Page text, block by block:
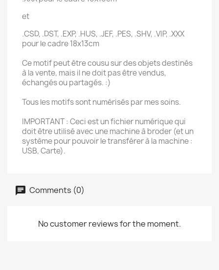
et
.CSD, .DST, .EXP, .HUS, .JEF, .PES, .SHV, .VIP, .XXX
pour le cadre 18x13cm
Ce motif peut être cousu sur des objets destinés
à la vente, mais il ne doit pas être vendus,
échangés ou partagés. :)
Tous les motifs sont numérisés par mes soins.
IMPORTANT : Ceci est un fichier numérique qui
doit être utilisé avec une machine à broder (et un
système pour pouvoir le transférer à la machine :
USB, Carte).
Comments (0)
No customer reviews for the moment.